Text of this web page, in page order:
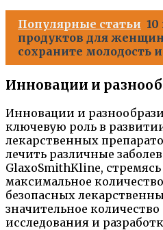
Популярные статьи
продуктов для
сохраните молодость
Инновации и
Инновации и
ключевую роль в
лекарственных
лечить различные
GlaxoSmithKline,
максимальное
безопасных
значительное количество
исследования и